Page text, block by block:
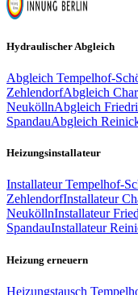
Hydraulischer Abgleich
Abgleich Tempelhof-
ZehlendorfAbgleich
NeuköllnAbgleich
SpandauAbgleich
Heizungsinstallateur
Installateur Tempelhof-
ZehlendorfInstallateur
NeuköllnInstallateur
SpandauInstallateur
Heizung erneuern
Heizungstausch